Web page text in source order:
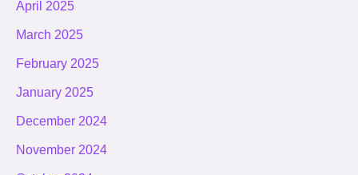
April 2025
March 2025
February 2025
January 2025
December 2024
November 2024